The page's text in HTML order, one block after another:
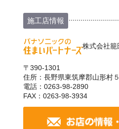
施工店情報
株式会社籠
〒390-1301
住所：長野県東筑摩郡山形村
電話：0263-98-2890
FAX：0263-98-3934